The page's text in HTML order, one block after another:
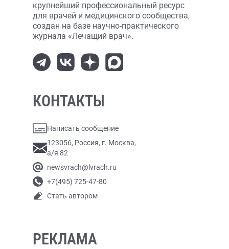
крупнейший профессиональный ресурс
для врачей и медицинского сообщества,
создан на базе научно-практического
журнала «Лечащий врач».
КОНТАКТЫ
Написать сообщение
123056, Россия, г. Москва,
а/я 82
newsvrach@lvrach.ru
+7(495) 725-47-80
Стать автором
РЕКЛАМА